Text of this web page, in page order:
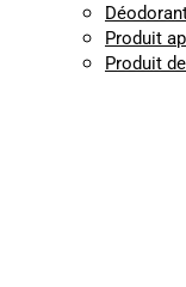
Produit
Produit